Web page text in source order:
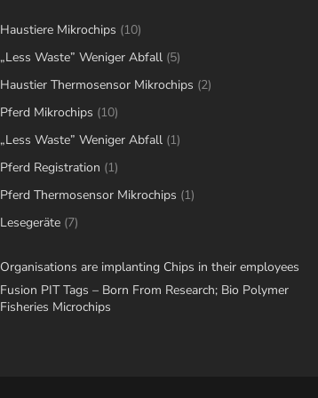
Haustiere Mikrochips 1010
products
„Less Waste” Weniger Abfall 55
products
Haustier Thermosensor Mikrochips 22
Pferd Mikrochips 1010
products
„Less Waste” Weniger Abfall 11
Pferd Registration 11
product
Pferd Thermosensor Mikrochips 11
Lesegeräte 77
Organisations are implanting Chips in their employees
Fusion PIT Tags – Born From Research; Bio Polymer
Fisheries Microchips